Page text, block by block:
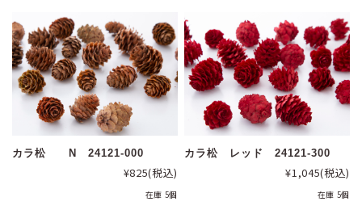
カラ松 N 24121-000
¥825(税込)
在庫 5個
カラ松 レッド 24121-300
¥1,045(税込)
在庫 5個